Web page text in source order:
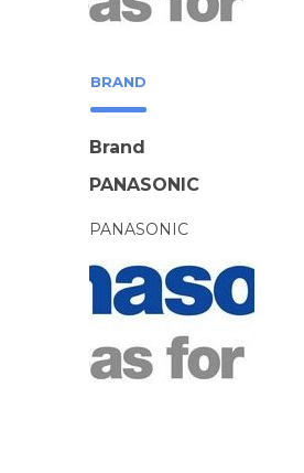
BRAND
Brand
PANASONIC
PANASONIC